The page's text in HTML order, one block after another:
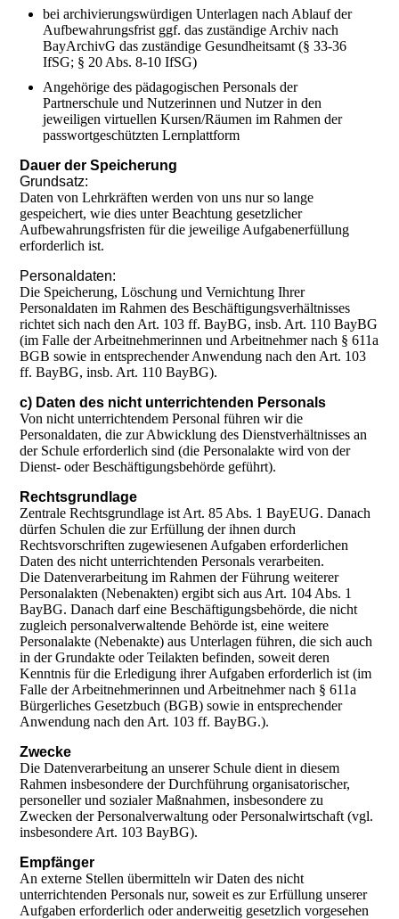
bei archivierungswürdigen Unterlagen nach Ablauf der
Aufbewahrungsfrist ggf. das zuständige Archiv nach
BayArchivG das zuständige Gesundheitsamt (§ 33-36
IfSG; § 20 Abs. 8-10 IfSG)
Angehörige des pädagogischen Personals der
Partnerschule und Nutzerinnen und Nutzer in den
jeweiligen virtuellen Kursen/Räumen im Rahmen der
passwortgeschützten Lernplattform
Dauer der Speicherung
Grundsatz:
Daten von Lehrkräften werden von uns nur so lange
gespeichert, wie dies unter Beachtung gesetzlicher
Aufbewahrungsfristen für die jeweilige Aufgabenerfüllung
erforderlich ist.
Personaldaten:
Die Speicherung, Löschung und Vernichtung Ihrer
Personaldaten im Rahmen des Beschäftigungsverhältnisses
richtet sich nach den Art. 103 ff. BayBG, insb. Art. 110 BayBG
(im Falle der Arbeitnehmerinnen und Arbeitnehmer nach § 611a
BGB sowie in entsprechender Anwendung nach den Art. 103
ff. BayBG, insb. Art. 110 BayBG).
c) Daten des nicht unterrichtenden Personals
Von nicht unterrichtendem Personal führen wir die
Personaldaten, die zur Abwicklung des Dienstverhältnisses an
der Schule erforderlich sind (die Personalakte wird von der
Dienst- oder Beschäftigungsbehörde geführt).
Rechtsgrundlage
Zentrale Rechtsgrundlage ist Art. 85 Abs. 1 BayEUG. Danach
dürfen Schulen die zur Erfüllung der ihnen durch
Rechtsvorschriften zugewiesenen Aufgaben erforderlichen
Daten des nicht unterrichtenden Personals verarbeiten.
Die Datenverarbeitung im Rahmen der Führung weiterer
Personalakten (Nebenakten) ergibt sich aus Art. 104 Abs. 1
BayBG. Danach darf eine Beschäftigungsbehörde, die nicht
zugleich personalverwaltende Behörde ist, eine weitere
Personalakte (Nebenakte) aus Unterlagen führen, die sich auch
in der Grundakte oder Teilakten befinden, soweit deren
Kenntnis für die Erledigung ihrer Aufgaben erforderlich ist (im
Falle der Arbeitnehmerinnen und Arbeitnehmer nach § 611a
Bürgerliches Gesetzbuch (BGB) sowie in entsprechender
Anwendung nach den Art. 103 ff. BayBG.).
Zwecke
Die Datenverarbeitung an unserer Schule dient in diesem
Rahmen insbesondere der Durchführung organisatorischer,
personeller und sozialer Maßnahmen, insbesondere zu
Zwecken der Personalverwaltung oder Personalwirtschaft (vgl.
insbesondere Art. 103 BayBG).
Empfänger
An externe Stellen übermitteln wir Daten des nicht
unterrichtenden Personals nur, soweit es zur Erfüllung unserer
Aufgaben erforderlich oder anderweitig gesetzlich vorgesehen